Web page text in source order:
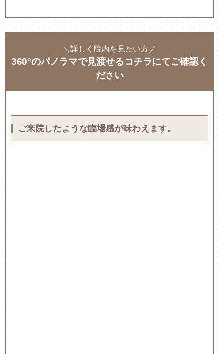
＼詳しく院内を見たい方／
360°のパノラマで見渡せるコチラにてご確認く
ださい
ご来院したような臨場感が味わえます。